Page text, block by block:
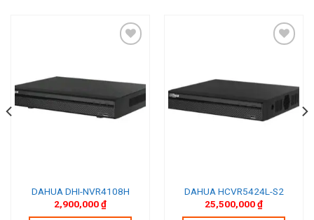
DAHUA DHI-NVR4108H
2,900,000₫
DAHUA HCVR5424L-S2
25,500,000₫